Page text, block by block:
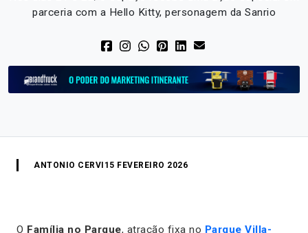
parceria com a Hello Kitty, personagem da Sanrio
ANTONIO CERVI 15 FEVEREIRO 2026
O Família no Parque, atração fixa no Parque Villa-